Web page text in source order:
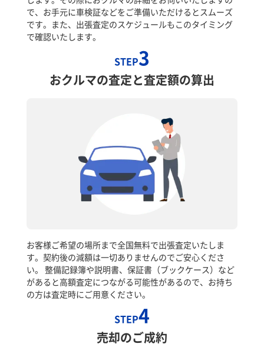
で、お手元に車検証などをご準備いただけるとスムーズ
です。また、出張査定のスケジュールもこのタイミング
で確認いたします。
STEP3
おクルマの査定と査定額の算出
お客様ご希望の場所まで全国無料で出張査定いたしま
す。契約後の減額は一切ありませんのでご安心くださ
い。 整備記録簿や説明書、保証書（ブックケース）など
があると高額査定につながる可能性があるので、お持ち
の方は査定時にご用意ください。
STEP4
売却のご成約